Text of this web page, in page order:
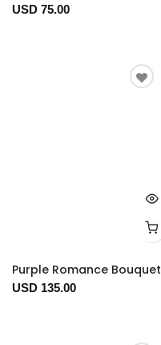
USD 75.00
Purple Romance Bouquet
USD 135.00